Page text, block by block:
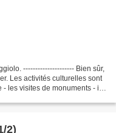
--------------------- Bien sûr,
Les activités culturelles sont
les visites de monuments - il y
2)